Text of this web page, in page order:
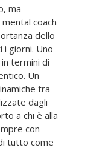
ma
coach
dello
giorni. Uno
termini di
Un
tra
dagli
a chi è alla
con
tutto come